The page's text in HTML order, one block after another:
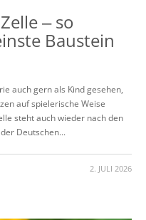
‒ so
Baustein
auch gern als Kind gesehen,
auf spielerische Weise
steht auch wieder nach den
Deutschen...
2. JULI 2026